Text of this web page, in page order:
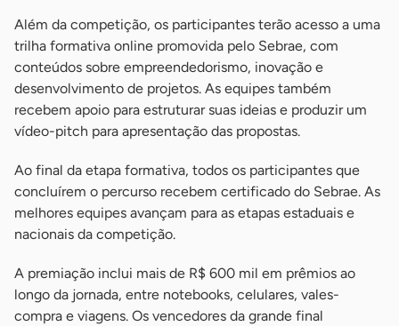
Além da competição, os participantes terão acesso a uma
trilha formativa online promovida pelo Sebrae, com
conteúdos sobre empreendedorismo, inovação e
desenvolvimento de projetos. As equipes também
recebem apoio para estruturar suas ideias e produzir um
vídeo-pitch para apresentação das propostas.
Ao final da etapa formativa, todos os participantes que
concluírem o percurso recebem certificado do Sebrae. As
melhores equipes avançam para as etapas estaduais e
nacionais da competição.
A premiação inclui mais de R$ 600 mil em prêmios ao
longo da jornada, entre notebooks, celulares, vales-
compra e viagens. Os vencedores da grande final